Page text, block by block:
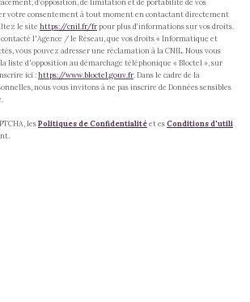
d’opposition, de limitation et de portabilité de vos
votre consentement à tout moment en contactant directement
le site https://cnil.fr/frpour plus d’informations sur vos droits.
l'Agence / le Réseau, que vos droits « Informatique et
vous pouvez adresser une réclamation à la CNIL. Nous vous
liste d'opposition au démarchage téléphonique « Bloctel », sur
ici :https://www.bloctel.gouv.fr . Dans le cadre de la
nous vous invitons à ne pas inscrire de Données sensibles
lesPolitiques de Confidentialitéet esConditions d'utili